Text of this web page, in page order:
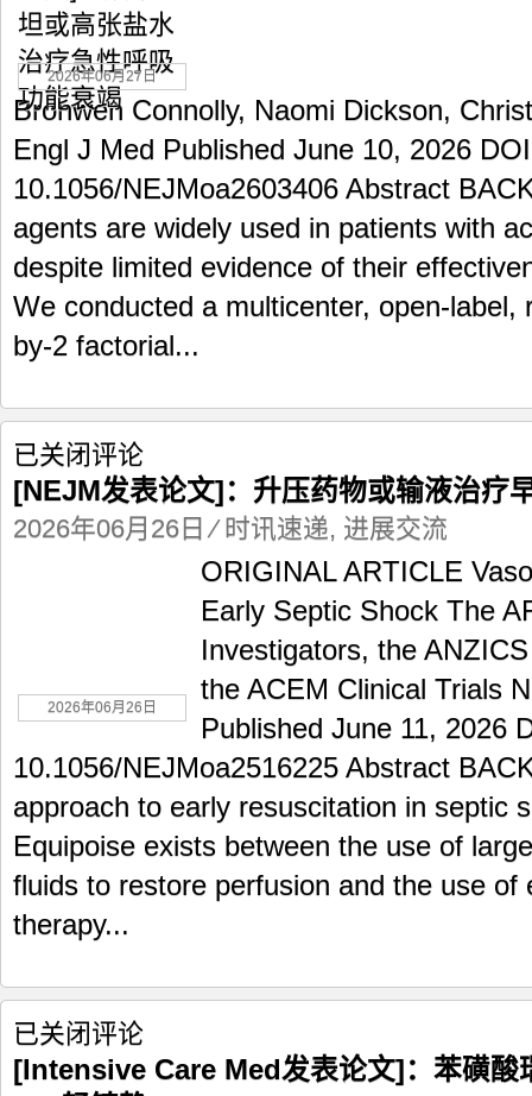
坦
或
高
张
盐
水
治
性
呼
功
能
2026年06月27日
Bronwen Connolly, Naomi Dickson,
Engl J Med Published June 10, 2026
10.1056/NEJMoa2603406 Abstract
agents are widely used in patients with
despite limited evidence of their
We conducted a multicenter, open-label,
by-2 factorial...
[NEJM
发
表
论
输
液
疗
期
感
染
性
休
已关闭评论
[NEJM发表论文]：升压药物或输液治疗
2026年06月26日 ⁄时讯速递, 进展交流
2026年06月26日
ORIGINAL ARTICLE
Early Septic Shock The
Investigators, the
the ACEM Clinical Trials
Published June 11, 2026
10.1056/NEJMoa2516225 Abstract
approach to early resuscitation in septic
Equipoise exists between the use of
fluids to restore perfusion and the use of
therapy...
[Intensive
Care
Med
已关闭评论
[Intensive Care Med发表论文]：苯磺酸